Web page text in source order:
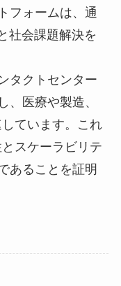
フォームは、通
社会課題解決を
タクトセンター
、医療や製造、
ています。これ
スケーラビリテ
あることを証明